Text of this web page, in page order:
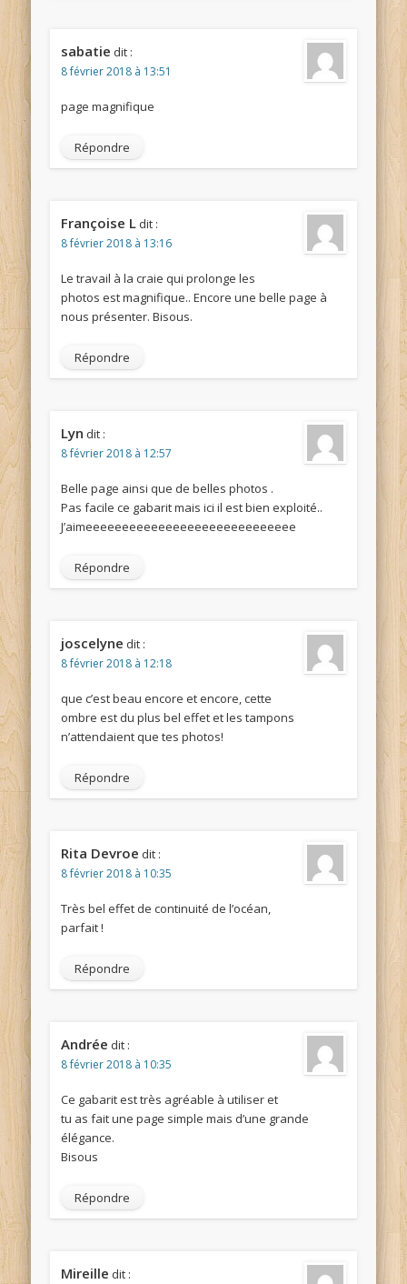
sabatie dit :
8 février 2018 à 13:51
page magnifique
Répondre
Françoise L dit :
8 février 2018 à 13:16
Le travail à la craie qui prolonge les
photos est magnifique.. Encore une belle page à
nous présenter. Bisous.
Répondre
Lyn dit :
8 février 2018 à 12:57
Belle page ainsi que de belles photos .
Pas facile ce gabarit mais ici il est bien exploité..
J’aimeeeeeeeeeeeeeeeeeeeeeeeeeeeee
Répondre
joscelyne dit :
8 février 2018 à 12:18
que c’est beau encore et encore, cette
ombre est du plus bel effet et les tampons
n’attendaient que tes photos!
Répondre
Rita Devroe dit :
8 février 2018 à 10:35
Très bel effet de continuité de l’océan,
parfait !
Répondre
Andrée dit :
8 février 2018 à 10:35
Ce gabarit est très agréable à utiliser et
tu as fait une page simple mais d’une grande
élégance.
Bisous
Répondre
Mireille dit :